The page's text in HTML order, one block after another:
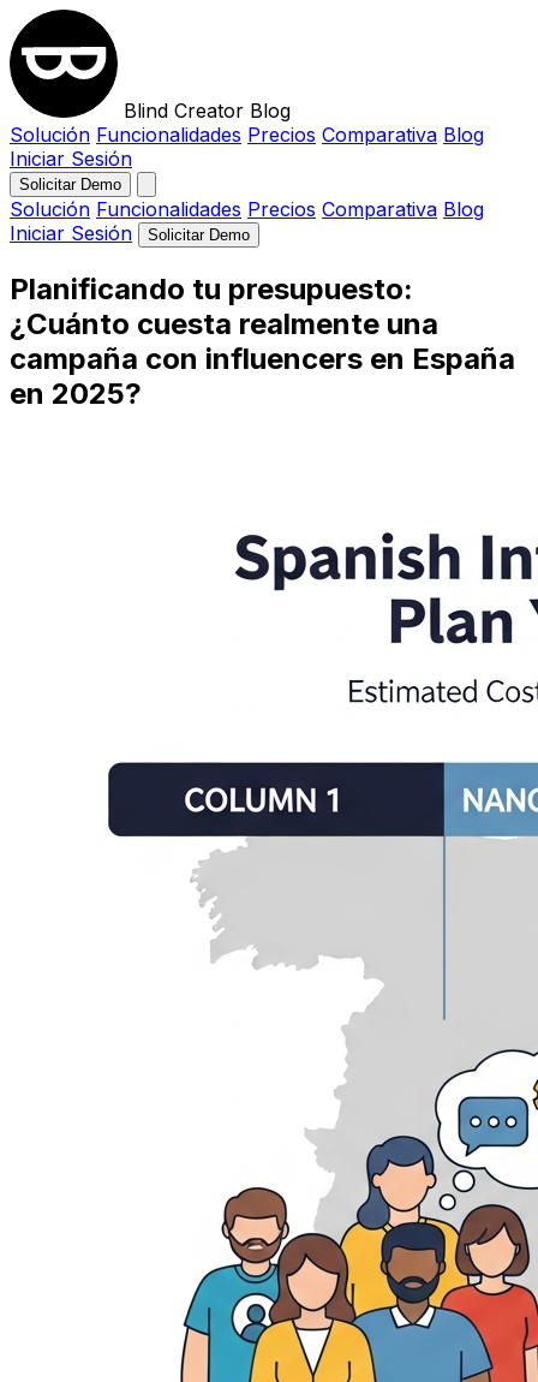
Blind Creator Blog
Solución Funcionalidades Precios Comparativa Blog
Iniciar Sesión
Solicitar Demo
Solución Funcionalidades Precios Comparativa Blog
Iniciar Sesión
Solicitar Demo
Planificando tu presupuesto:
¿Cuánto cuesta realmente una
campaña con influencers en España
en 2025?